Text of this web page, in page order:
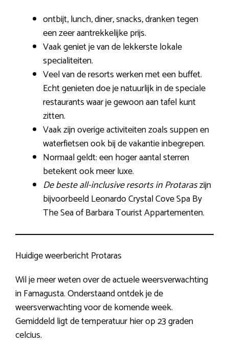
ontbijt, lunch, diner, snacks, dranken tegen
een zeer aantrekkelijke prijs.
Vaak geniet je van de lekkerste lokale
specialiteiten.
Veel van de resorts werken met een buffet.
Echt genieten doe je natuurlijk in de speciale
restaurants waar je gewoon aan tafel kunt
zitten.
Vaak zijn overige activiteiten zoals suppen en
waterfietsen ook bij de vakantie inbegrepen.
Normaal geldt: een hoger aantal sterren
betekent ook meer luxe.
De beste all-inclusive resorts in Protaraszijn
bijvoorbeeld Leonardo Crystal Cove Spa By
The Sea of Barbara Tourist Appartementen.
Huidige weerbericht Protaras
Wil je meer weten over de actuele weersverwachting
in Famagusta. Onderstaand ontdek je de
weersverwachting voor de komende week.
Gemiddeld ligt de temperatuur hier op 23 graden
celcius.